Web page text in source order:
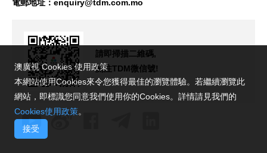
電郵地址： enquiry@tdm.com.mo
請即掃描二維碼,
關注TDM微信號!
澳廣視 Cookies 使用政策
本網站使用Cookies來令您獲得最佳的瀏覽體驗。若繼續瀏覽此
網站，即標識您同意我們使用你的Cookies。詳情請見我們的
Cookies使用政策。
接受